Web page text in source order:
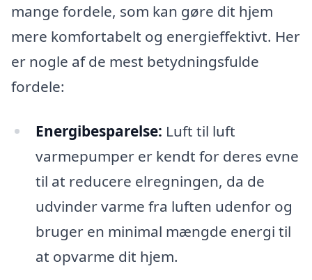
mange fordele, som kan gøre dit hjem
mere komfortabelt og energieffektivt. Her
er nogle af de mest betydningsfulde
fordele:
Energibesparelse: Luft til luft
varmepumper er kendt for deres evne
til at reducere elregningen, da de
udvinder varme fra luften udenfor og
bruger en minimal mængde energi til
at opvarme dit hjem.